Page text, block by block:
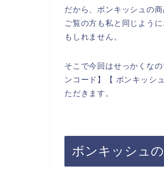
だから、ボンキッシュの
ご覧の方も私と同じよう
もしれません。
そこで今回はせっかくな
ンコード】【 ボンキッシ
ただきます。
ボンキッシュ